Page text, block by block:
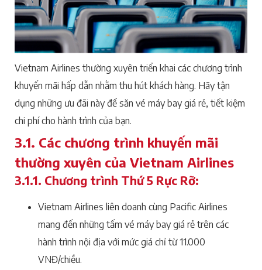
Vietnam Airlines thường xuyên triển khai các chương trình
khuyến mãi hấp dẫn nhằm thu hút khách hàng. Hãy tận
dụng những ưu đãi này để săn vé máy bay giá rẻ, tiết kiệm
chi phí cho hành trình của bạn.
3.1. Các chương trình khuyến mãi
thường xuyên của Vietnam Airlines
3.1.1. Chương trình Thứ 5 Rực Rỡ:
Vietnam Airlines liên doanh cùng Pacific Airlines
mang đến những tấm vé máy bay giá rẻ trên các
hành trình nội địa với mức giá chỉ từ 11.000
VNĐ/chiều.